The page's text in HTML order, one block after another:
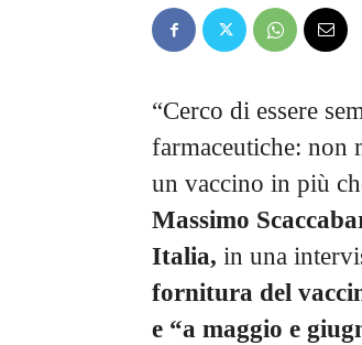
“Cerco di essere
farmaceutiche: non
un vaccino in più
Massimo
Italia, in una
fornitura del
e “a maggio e